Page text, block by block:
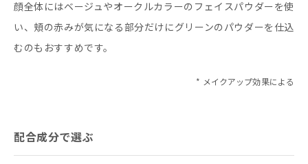
顔全体にはベージュやオークルカラーのフェイスパウダーを使
い、頬の赤みが気になる部分だけにグリーンのパウダーを仕込
むのもおすすめです。
* メイクアップ効果による
配合成分で選ぶ